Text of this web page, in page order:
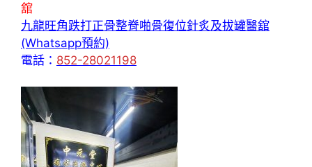
舘
九龍旺角跌打正骨整脊啪骨復位針炙及拔罐醫舘
(Whatsapp預約)
電話： 852-28021198